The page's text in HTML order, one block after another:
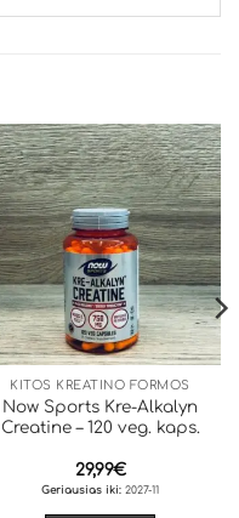
KITOS KREATINO FORMOS
Now Sports Kre-Alkalyn
Creatine – 120 veg. kaps.
29,99€
Geriausias iki: 2027-11